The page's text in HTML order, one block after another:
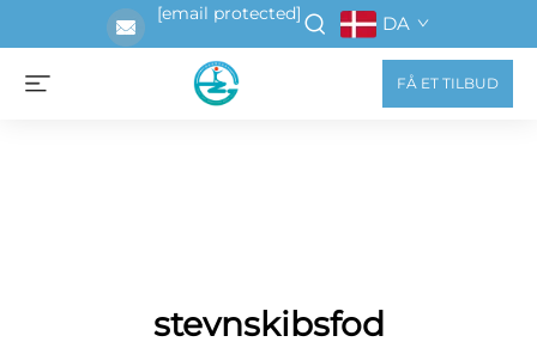
[email protected] DA
FÅ ET TILBUD
stevnskibsfod